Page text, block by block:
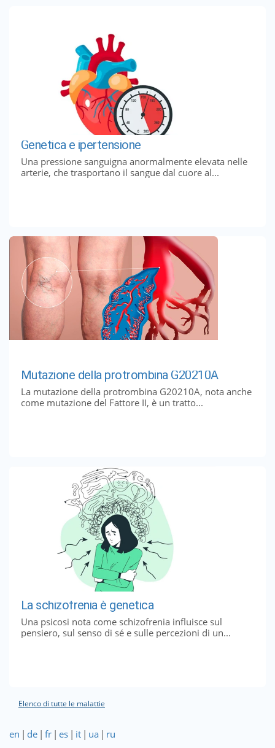
Genetica e ipertensione
Una pressione sanguigna anormalmente elevata nelle
arterie, che trasportano il sangue dal cuore al...
Mutazione della protrombina G20210A
La mutazione della protrombina G20210A, nota anche
come mutazione del Fattore II, è un tratto...
La schizofrenia è genetica
Una psicosi nota come schizofrenia influisce sul
pensiero, sul senso di sé e sulle percezioni di un...
Elenco di tutte le malattie
en | de | fr | es | it | ua | ru